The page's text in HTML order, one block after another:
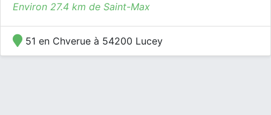
Environ 27.4 km de Saint-Max
51 en Chverue à 54200 Lucey